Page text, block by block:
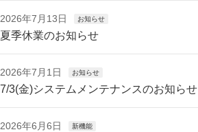
2026年7月13日 お知らせ
夏季休業のお知らせ
2026年7月1日 お知らせ
7/3(金)システムメンテナンスのお知らせ
2026年6月6日 新機能